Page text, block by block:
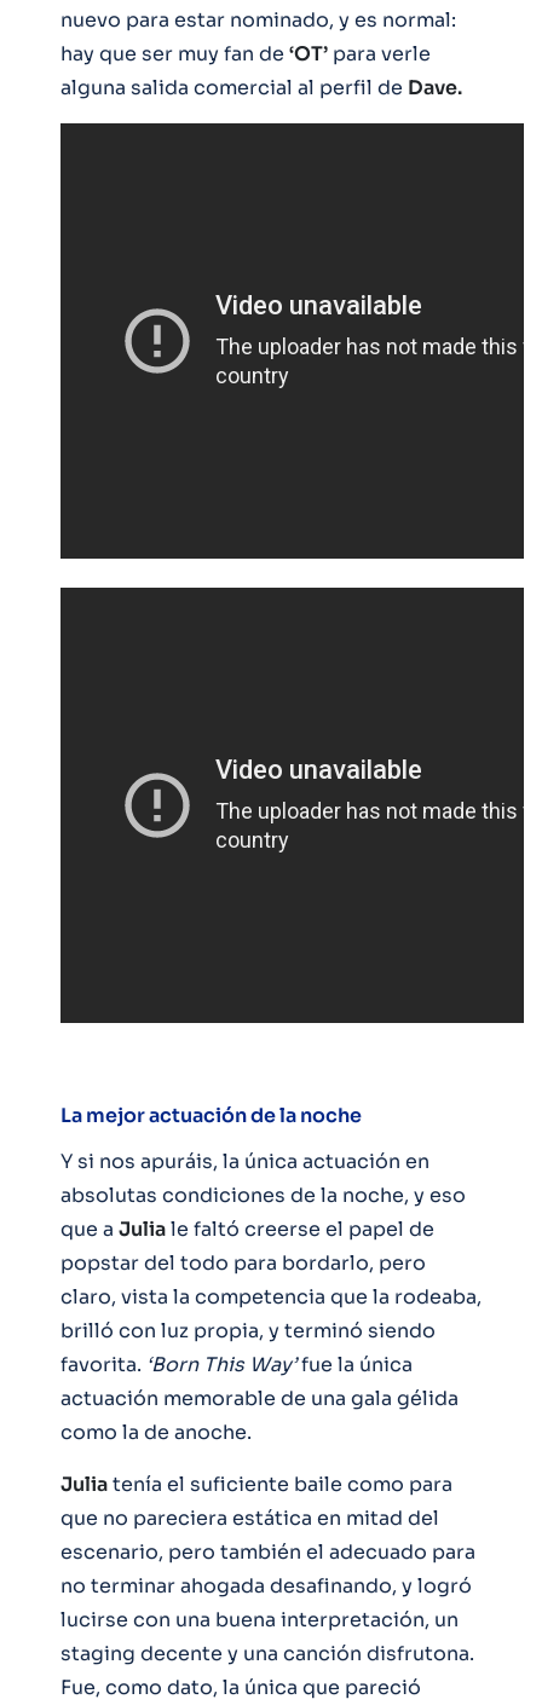
nuevo para estar nominado, y es normal:
hay que ser muy fan de ‘OT’ para verle
alguna salida comercial al perfil de Dave.
La mejor actuación de la noche
Y si nos apuráis, la única actuación en
absolutas condiciones de la noche, y eso
que a Juliale faltó creerse el papel de
popstar del todo para bordarlo, pero
claro, vista la competencia que la rodeaba,
brilló con luz propia, y terminó siendo
favorita. ‘Born This Way’fue la única
actuación memorable de una gala gélida
como la de anoche.
Juliatenía el suficiente baile como para
que no pareciera estática en mitad del
escenario, pero también el adecuado para
no terminar ahogada desafinando, y logró
lucirse con una buena interpretación, un
staging decente y una canción disfrutona.
Fue, como dato, la única que pareció